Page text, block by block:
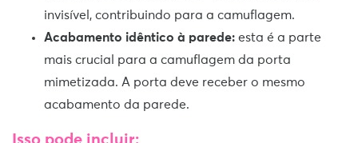
invisível, contribuindo para a camuflagem.
Acabamento idêntico à parede: esta é a parte
mais crucial para a camuflagem da porta
mimetizada. A porta deve receber o mesmo
acabamento da parede.
Isso pode incluir: